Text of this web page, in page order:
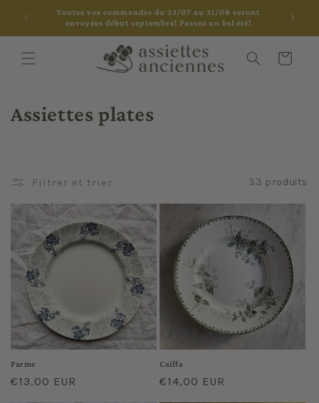
passer Toutes vos commandes du 23/07 au 31/08 seront
envoyées début septembre! Passez un bel été!
Panier
C
e
c
t
i
o
n
:
Assiettes plates
Filtrer et trier 33 produits
Parme
Prix
€13,00 EUR
Caïffa
Prix
€14,00 EUR